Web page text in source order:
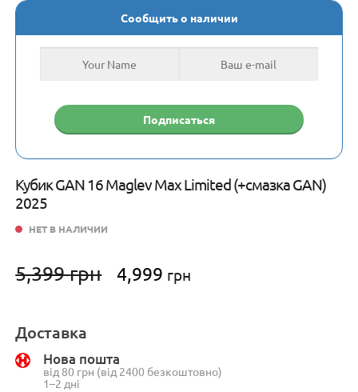
Кубик GAN 16 Maglev Max Limited (+смазка GAN)
2025
5,399грн
Первоначальная
цена
4,999 грн
НЕТ В НАЛИЧИИ
Сообщить о наличии
Доставка
Нова пошта
від 80 грн (від 2400 безкоштовно)
1–2 дні